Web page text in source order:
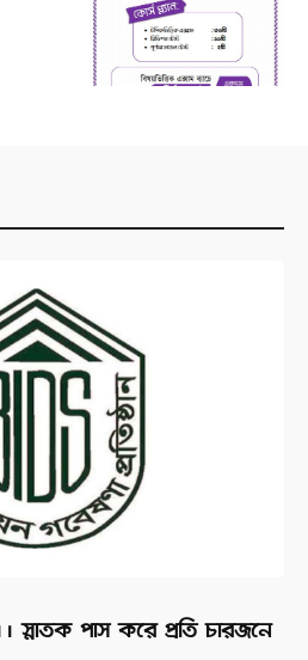
স্নাতক পাস করে প্রতি চারজনে